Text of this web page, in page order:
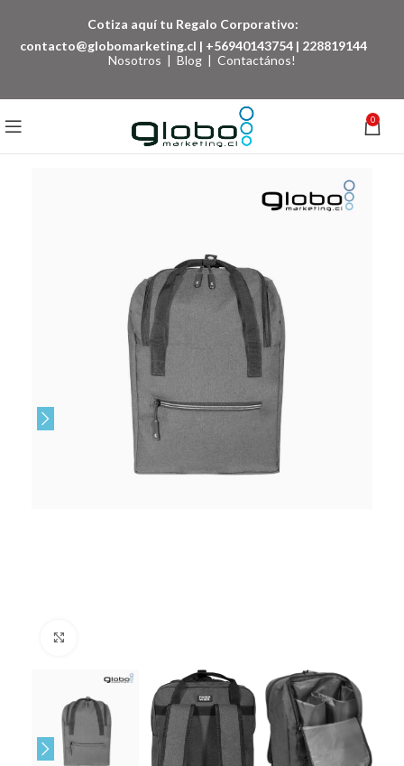
Cotiza aquí tu Regalo Corporativo:
contacto@globomarketing.cl | +56940143754 | 228819144
Nosotros | Blog | Contactános!
0